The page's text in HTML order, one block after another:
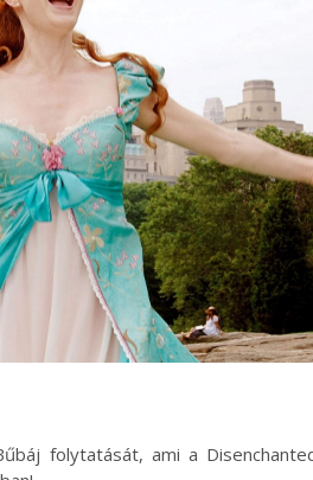
folytatását, ami a